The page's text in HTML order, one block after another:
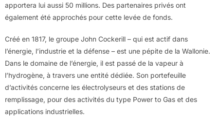
apportera lui aussi 50 millions. Des partenaires privés ont
également été approchés pour cette levée de fonds.
Créé en 1817, le groupe John Cockerill – qui est actif dans
l’énergie, l’industrie et la défense – est une pépite de la Wallonie.
Dans le domaine de l’énergie, il est passé de la vapeur à
l’hydrogène, à travers une entité dédiée. Son portefeuille
d’activités concerne les électrolyseurs et des stations de
remplissage, pour des activités du type Power to Gas et des
applications industrielles.